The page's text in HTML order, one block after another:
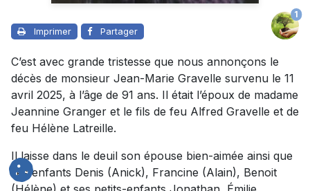
Imprimer Partager
1
C’est avec grande tristesse que nous annonçons le
décès de monsieur Jean-Marie Gravelle survenu le 11
avril 2025, à l’âge de 91 ans. Il était l’époux de madame
Jeannine Granger et le fils de feu Alfred Gravelle et de
feu Hélène Latreille.
Il laisse dans le deuil son épouse bien-aimée ainsi que
ses enfants Denis (Anick), Francine (Alain), Benoit